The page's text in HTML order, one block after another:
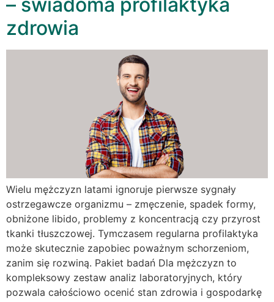
zdrowia
Wielu mężczyzn latami ignoruje pierwsze sygnały
ostrzegawcze organizmu – zmęczenie, spadek formy,
obniżone libido, problemy z koncentracją czy przyrost
tkanki tłuszczowej. Tymczasem regularna profilaktyka
może skutecznie zapobiec poważnym schorzeniom,
zanim się rozwiną. Pakiet badań Dla mężczyzn to
kompleksowy zestaw analiz laboratoryjnych, który
pozwala całościowo ocenić stan zdrowia i gospodarkę